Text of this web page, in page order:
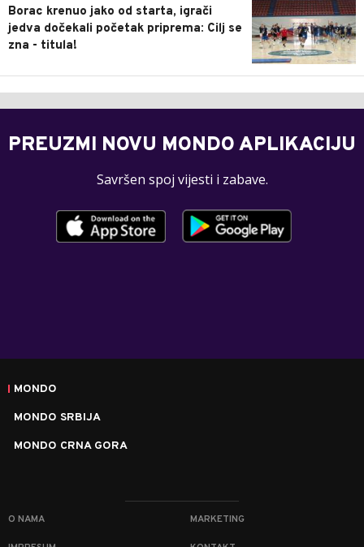
Borac krenuo jako od starta, igrači
jedva dočekali početak priprema: Cilj se
zna - titula!
PREUZMI NOVU MONDO APLIKACIJU
Savršen spoj vijesti i zabave.
MONDO
MONDO SRBIJA
MONDO CRNA GORA
O NAMA MARKETING